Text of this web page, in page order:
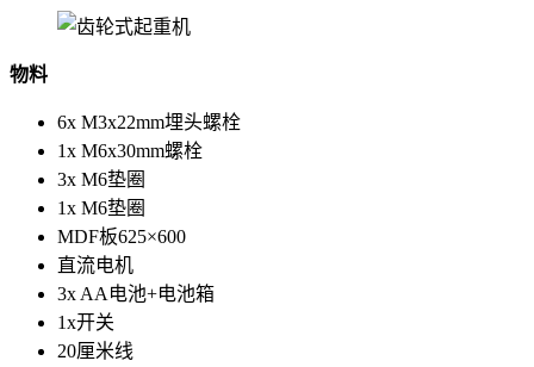
物料
6x M3x22mm埋头螺栓
1x M6x30mm螺栓
3x M6垫圈
1x M6垫圈
MDF板625×600
直流电机
3x AA电池+电池箱
1x开关
20厘米线